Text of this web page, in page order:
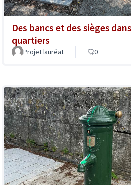
Des bancs et des sièges
quartiers
Projet lauréat 0